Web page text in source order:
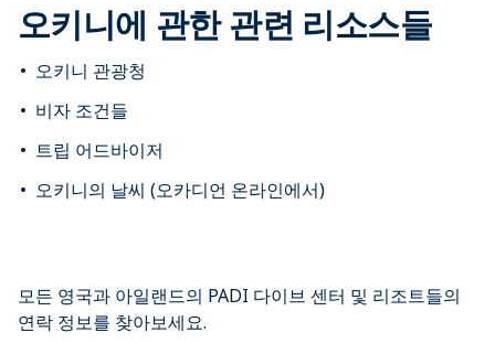
오키니에 관한 관련 리소스들
오키니 관광청
비자 조건들
트립 어드바이저
오키니의 날씨 (오카디언 온라인에서)
모든 영국과 아일랜드의 PADI 다이브 센터 및 리조트들의
연락 정보를 찾아보세요.